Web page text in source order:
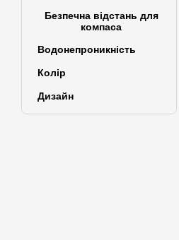
Безпечна відстань для
компаса
Водонепроникність
Колір
Дизайн